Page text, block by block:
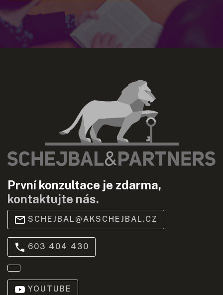
První konzultace je zdarma,
kontaktujte nás.
SCHEJBAL@AKSCHEJBAL.CZ
603 404 430
YOUTUBE